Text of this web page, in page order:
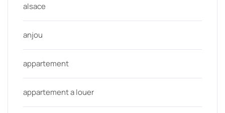
alsace
anjou
appartement
appartement a louer